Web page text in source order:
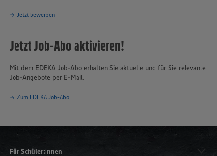
Jetzt bewerben
Jetzt Job-Abo aktivieren!
Mit dem EDEKA Job-Abo erhalten Sie aktuelle und für Sie relevante
Job-Angebote per E-Mail.
Zum EDEKA Job-Abo
Für Schüler:innen